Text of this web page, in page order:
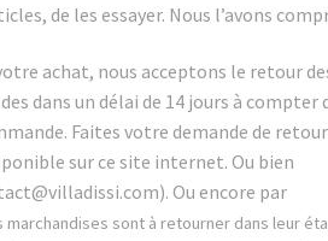
de les essayer. Nous l’avons
achat, nous acceptons le retour
dans un délai de 14 jours à compter
Faitesvotre demande de
sur ce site internet. Ou bien
Ou encore par
marchandises sont à retourner dans leur